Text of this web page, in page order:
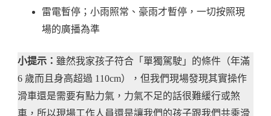
雷電暫停；小雨照常、豪雨才暫停，一切按照現
場的廣播為準
小提示： 雖然我家孩子符合「單獨駕駛」的條件（年滿
6 歲而且身高超過 110cm），但我們現場發現其實操作
滑車還是需要有點力氣，力氣不足的話很難緩行或煞
車，所以現場工作人員還是讓我們的孩子跟我們共乘滑